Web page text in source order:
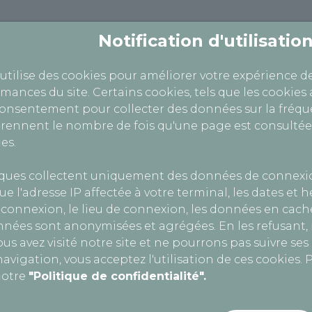
Notification
des cookies pour améliorer votre expérience
du site. Certains cookies, tels que les cookies
pour collecter des données sur la
le nombre de fois qu'une page est
collectent uniquement des données de
l'adresse IP affectée à votre terminal, les dates et
le lieu de connexion, les données en
sont anonymisées et agrégées. En les
avez visité notre site et ne pourrons pas suivre
vous acceptez l'utilisation de ces cookies.
"Politique de confidentialité".
le traitement de vos données personnelles
aux fichiers et aux libertés (dite « Loi Informatique et
données » (ou « RGDP »). Cette politique décrit
?
dans le strict respect de ces finalités,
portées à votre connaissance et restent